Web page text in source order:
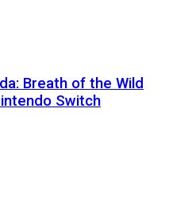
Breath of the Wild
Switch